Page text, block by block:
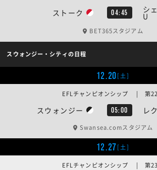
ストーク 04:45 シ
U
BET365スタジアム
スウォンジー・シティの日程
12.20[土]
スウォンジー 05:00 レ
EFLチャンピオンシップ | 第
Swansea.comスタジアム
12.27[土]
EFLチャンピオンシップ | 第